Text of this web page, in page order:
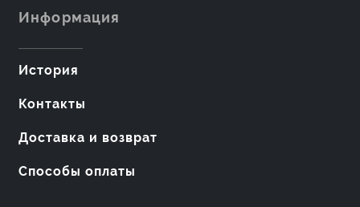
Информация
История
Контакты
Доставка и возврат
Способы оплаты